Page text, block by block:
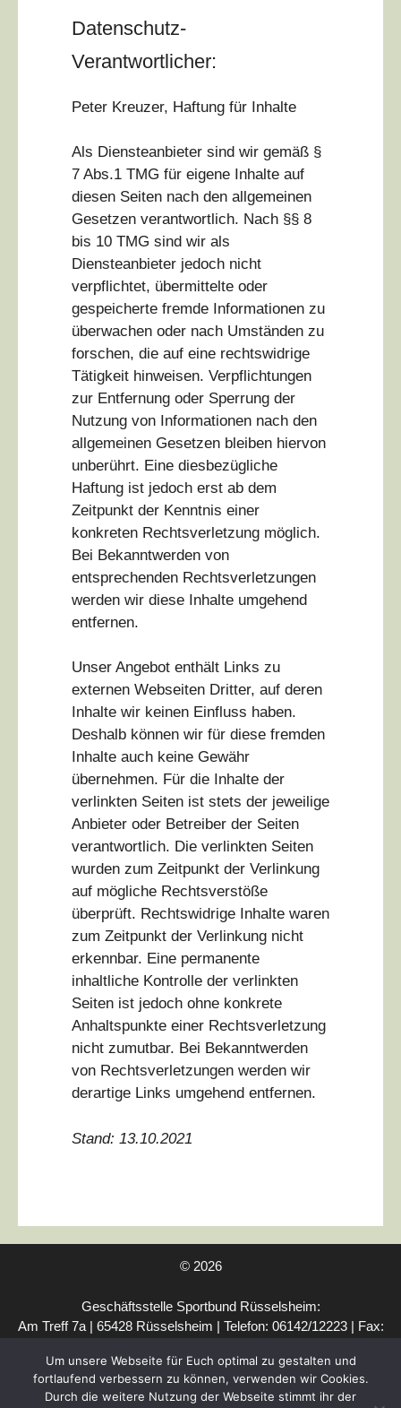
Datenschutz-
Verantwortlicher:
Peter Kreuzer, Haftung für Inhalte
Als Diensteanbieter sind wir gemäß §
7 Abs.1 TMG für eigene Inhalte auf
diesen Seiten nach den allgemeinen
Gesetzen verantwortlich. Nach §§ 8
bis 10 TMG sind wir als
Diensteanbieter jedoch nicht
verpflichtet, übermittelte oder
gespeicherte fremde Informationen zu
überwachen oder nach Umständen zu
forschen, die auf eine rechtswidrige
Tätigkeit hinweisen. Verpflichtungen
zur Entfernung oder Sperrung der
Nutzung von Informationen nach den
allgemeinen Gesetzen bleiben hiervon
unberührt. Eine diesbezügliche
Haftung ist jedoch erst ab dem
Zeitpunkt der Kenntnis einer
konkreten Rechtsverletzung möglich.
Bei Bekanntwerden von
entsprechenden Rechtsverletzungen
werden wir diese Inhalte umgehend
entfernen.
Unser Angebot enthält Links zu
externen Webseiten Dritter, auf deren
Inhalte wir keinen Einfluss haben.
Deshalb können wir für diese fremden
Inhalte auch keine Gewähr
übernehmen. Für die Inhalte der
verlinkten Seiten ist stets der jeweilige
Anbieter oder Betreiber der Seiten
verantwortlich. Die verlinkten Seiten
wurden zum Zeitpunkt der Verlinkung
auf mögliche Rechtsverstöße
überprüft. Rechtswidrige Inhalte waren
zum Zeitpunkt der Verlinkung nicht
erkennbar. Eine permanente
inhaltliche Kontrolle der verlinkten
Seiten ist jedoch ohne konkrete
Anhaltspunkte einer Rechtsverletzung
nicht zumutbar. Bei Bekanntwerden
von Rechtsverletzungen werden wir
derartige Links umgehend entfernen.
Stand: 13.10.2021
© 2026
Geschäftsstelle Sportbund Rüsselsheim:
Am Treff 7a | 65428 Rüsselsheim | Telefon: 06142/12223 | Fax:
Rechtliches:IMPRESSUM|SATZUNG|
VEREINSKOOPERATIONEN|DATENSCHUTZERKLÄRUNG
DATENSCHUTZBELEHRUNG
Um unsere Webseite für Euch optimal zu gestalten und
fortlaufend verbessern zu können, verwenden wir Cookies.
Durch die weitere Nutzung der Webseite stimmt ihr der